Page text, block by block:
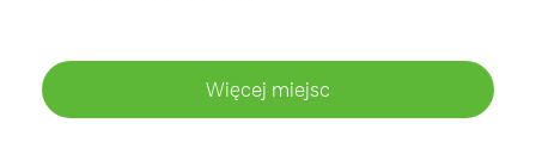
Więcej miejsc